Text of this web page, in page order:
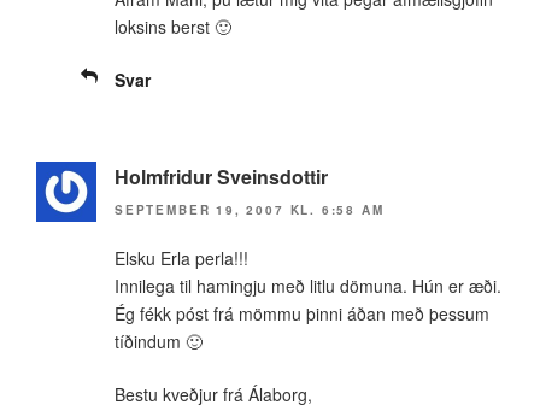
loksins berst 🙂
Svar
Holmfridur Sveinsdottir
SEPTEMBER 19, 2007 KL. 6:58 AM
Elsku Erla perla!!!
Innilega til hamingju með litlu dömuna. Hún er æði.
Ég fékk póst frá mömmu þinni áðan með þessum
tíðindum 🙂
Bestu kveðjur frá Álaborg,